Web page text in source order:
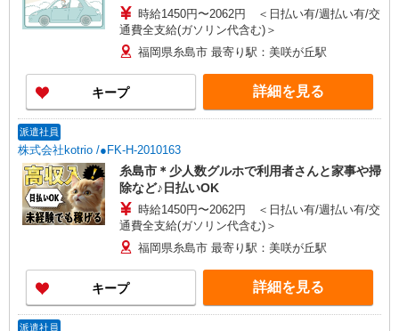
時給1450円〜2062円 ＜日払い有/週払い有/交
通費全支給(ガソリン代含む)＞
福岡県糸島市 最寄り駅：美咲が丘駅
キープ 詳細を見る
派遣社員
株式会社kotrio /●FK-H-2010163
糸島市＊少人数グルホで利用者さんと家事や掃
除など♪日払いOK
時給1450円〜2062円 ＜日払い有/週払い有/交
通費全支給(ガソリン代含む)＞
福岡県糸島市 最寄り駅：美咲が丘駅
キープ 詳細を見る
派遣社員